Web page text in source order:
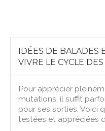
IDÉES DE BALADES
VIVRE LE CYCLE
Pour apprécier
mutations, il suffit
pour ses sorties. Voici
testées et appréciées